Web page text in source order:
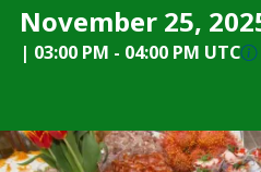
November 25,
| 03:00 PM - 04:00 PM UTC